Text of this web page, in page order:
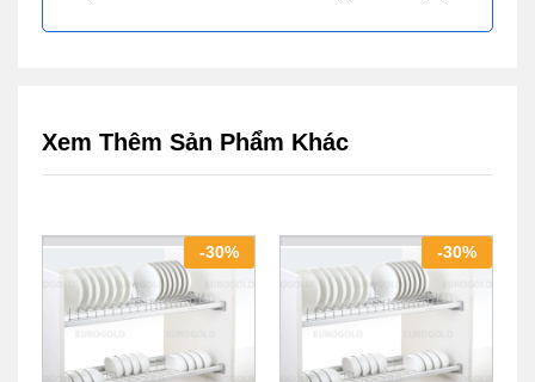
Xem Thêm Sản Phẩm Khác
-30% -30%